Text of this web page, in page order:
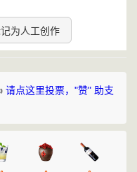
为人工创作
请点这里投票，"赞" 助支